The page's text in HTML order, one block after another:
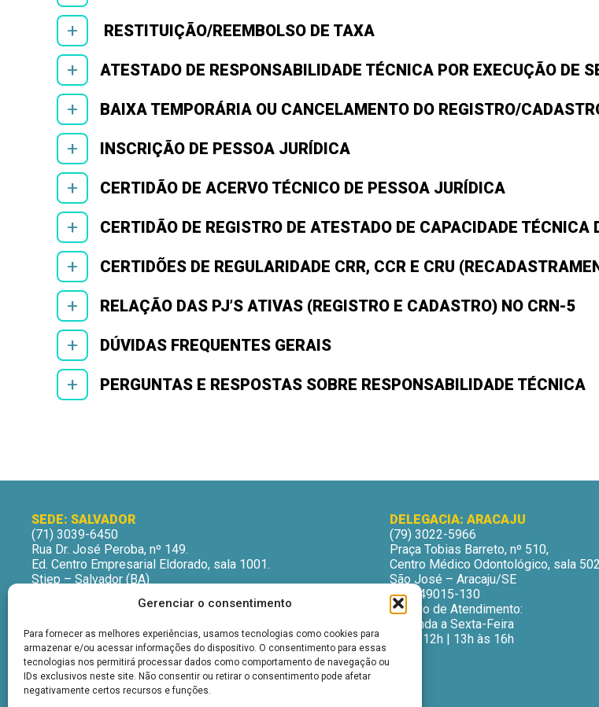
Gerenciar o consentimento
Para fornecer as melhores experiências, usamos tecnologias como cookies para
armazenar e/ou acessar informações do dispositivo. O consentimento para essas
tecnologias nos permitirá processar dados como comportamento de navegação ou
IDs exclusivos neste site. Não consentir ou retirar o consentimento pode afetar
negativamente certos recursos e funções.
+ RESTITUIÇÃO/REEMBOLSO DE TAXA
+ ATESTADO DE RESPONSABILIDADE TÉCNICA POR EXECUÇÃO DE
+ BAIXA TEMPORÁRIA OU CANCELAMENTO DO REGISTRO/
+ INSCRIÇÃO DE PESSOA JURÍDICA
+ CERTIDÃO DE ACERVO TÉCNICO DE PESSOA JURÍDICA
+ CERTIDÃO DE REGISTRO DE ATESTADO DE CAPACIDADE TÉCNICA
+ CERTIDÕES DE REGULARIDADE CRR, CCR E CRU
+ RELAÇÃO DAS PJ’S ATIVAS (REGISTRO E CADASTRO) NO CRN-5
+ DÚVIDAS FREQUENTES GERAIS
+ PERGUNTAS E RESPOSTAS SOBRE RESPONSABILIDADE TÉCNICA
SEDE: SALVADOR
(71) 3039-6450
Rua Dr. José Peroba, nº 149.
Ed. Centro Empresarial Eldorado, sala 1001.
Stiep – Salvador (BA)
Horário de Atendimento:
9h às 12h | 13h às 16h
DELEGACIA: ARACAJU
(79) 3022-5966
Praça Tobias Barreto, nº 510,
Centro Médico Odontológico, sala 502
São José – Aracaju/SE
CEP: 49015-130
Horário de Atendimento:
Segunda a Sexta-Feira
9h às 12h | 13h às 16h